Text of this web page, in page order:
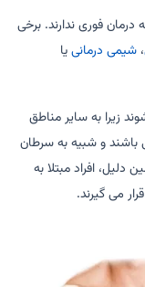
درمان فوری ندارند. برخی
،شیمی درمانییا
زیرا به سایر مناطق
باشند و شبیه به سرطان
افراد مبتلا به
می گیرند.